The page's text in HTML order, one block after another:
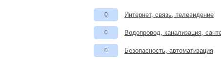
0 Интернет, связь, телевидение
0 Водопровод, канализация,
0 Безопасность, автоматизация